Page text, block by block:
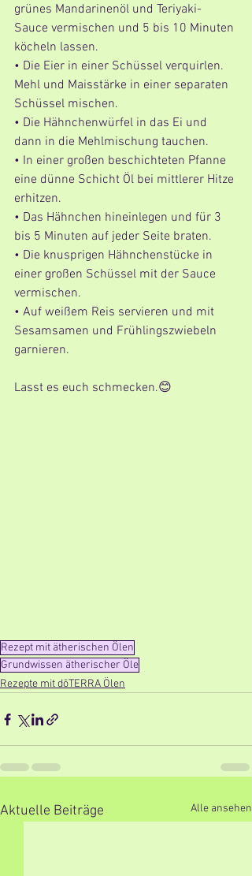
grünes Mandarinenöl und Teriyaki-
Sauce vermischen und 5 bis 10 Minuten
köcheln lassen.
• Die Eier in einer Schüssel verquirlen.
Mehl und Maisstärke in einer separaten
Schüssel mischen.
• Die Hähnchenwürfel in das Ei und
dann in die Mehlmischung tauchen.
• In einer großen beschichteten Pfanne
eine dünne Schicht Öl bei mittlerer Hitze
erhitzen.
• Das Hähnchen hineinlegen und für 3
bis 5 Minuten auf jeder Seite braten.
• Die knusprigen Hähnchenstücke in
einer großen Schüssel mit der Sauce
vermischen.
• Auf weißem Reis servieren und mit
Sesamsamen und Frühlingszwiebeln
garnieren.
Lasst es euch schmecken.😊
Rezept mit ätherischen Ölen
Grundwissen ätherischer Öle
Rezepte mit dōTERRA Ölen
Aktuelle Beiträge Alle ansehen